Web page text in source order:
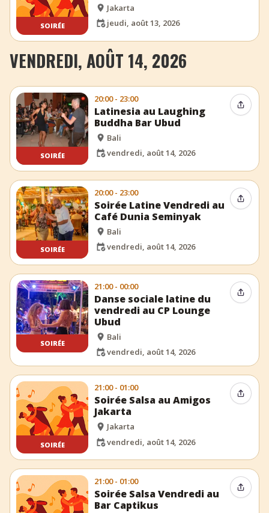
SOIRÉE
Jakarta
jeudi, août 13, 2026
VENDREDI, AOÛT 14, 2026
SOIRÉE
20:00 - 23:00
Latinesia au Laughing
Buddha Bar Ubud
Bali
vendredi, août 14, 2026
SOIRÉE
20:00 - 23:00
Soirée Latine Vendredi au
Café Dunia Seminyak
Bali
vendredi, août 14, 2026
SOIRÉE
21:00 - 00:00
Danse sociale latine du
vendredi au CP Lounge
Ubud
Bali
vendredi, août 14, 2026
SOIRÉE
21:00 - 01:00
Soirée Salsa au Amigos
Jakarta
Jakarta
vendredi, août 14, 2026
21:00 - 01:00
Soirée Salsa Vendredi au
Bar Captikus